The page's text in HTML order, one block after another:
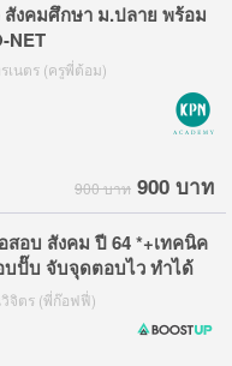
สังคมศึกษา ม.ปลาย พร้อม
NET
เนตร (ครูพี่ต้อม)
900 บาท 900 บาท
สอบ สังคม ปี 64 *+เทคนิค
บปั๊บ จับจุดตอบไว ทำได้
จิตร (พี่ก๊อฟฟี่)